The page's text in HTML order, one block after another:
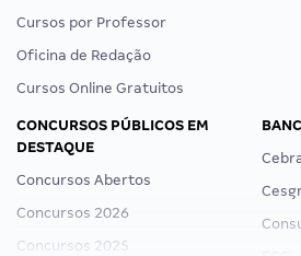
Cursos por Professor
Oficina de Redação
Cursos Online Gratuitos
CONCURSOS PÚBLICOS EM
DESTAQUE
Concursos Abertos
Concursos 2026
Concursos 2025